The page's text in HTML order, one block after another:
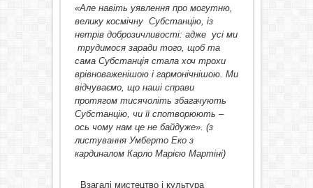
«Але навіть уявлення про могутню,
велику космічну Субстанцію, із
нетрів доброзичливості: адже усі ми
трудимося заради того, щоб та
сама Субстанція стала хоч трохи
врівноваженішою і гармонічнішою. Ми
відчуваємо, що наші справи
протягом тисячоліть збагачують
Субстанцію, чи її спотворюють –
ось чому нам це не байдуже». (з
листування Умберто Еко з
кардиналом Карло Марією Мартіні)
Взагалі мистецтво і культура